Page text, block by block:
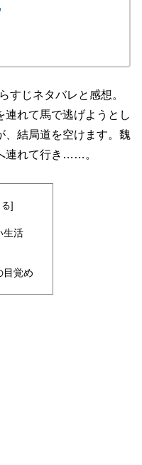
すじネタバレと感想。
連れて馬で逃げようとし
、結局道を空けます。魏
連れて行き……。
生活
目覚め